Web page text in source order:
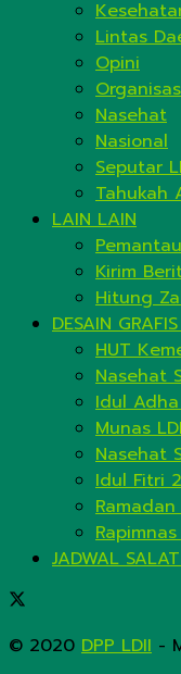
Lintas
Opini
Nasehat
Nasional
Seputar
Tahukah
LAIN LAIN
Kirim
Hitung
DESAIN
HUT
Nasehat
Idul
Munas
Nasehat
Idul Fitri
JADWAL
© 2020 DPP LDII -